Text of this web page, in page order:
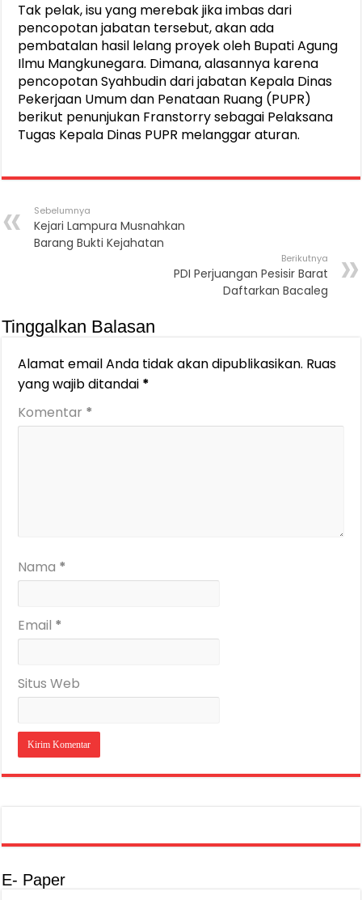
Tak pelak, isu yang merebak jika imbas dari
pencopotan jabatan tersebut, akan ada
pembatalan hasil lelang proyek oleh Bupati Agung
Ilmu Mangkunegara. Dimana, alasannya karena
pencopotan Syahbudin dari jabatan Kepala Dinas
Pekerjaan Umum dan Penataan Ruang (PUPR)
berikut penunjukan Franstorry sebagai Pelaksana
Tugas Kepala Dinas PUPR melanggar aturan.
Sebelumnya
Kejari Lampura Musnahkan
Barang Bukti Kejahatan
Berikutnya
PDI Perjuangan Pesisir Barat
Daftarkan Bacaleg
Tinggalkan Balasan
Alamat email Anda tidak akan dipublikasikan. Ruas
yang wajib ditandai *
Komentar *
Nama *
Email *
Situs Web
E- Paper